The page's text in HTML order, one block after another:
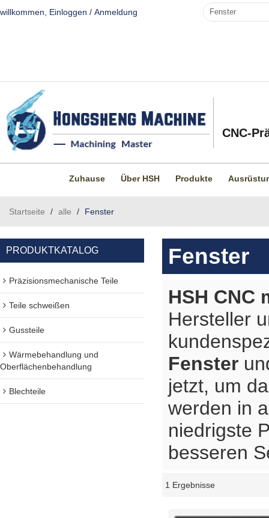
willkommen, Einloggen / Anmeldung
CNC-
Zuhause Über HSH Produkte
Startseite / alle / Fenster
PRODUKTKATALOG
Präzisionsmechanische Teile
Teile schweißen
Gussteile
Wärmebehandlung und
Oberflächenbehandlung
Blechteile
Fenster
HSH CNC
Hersteller
Fenster
jetzt, um
werden in
niedrigste
besseren
1 Ergebnisse